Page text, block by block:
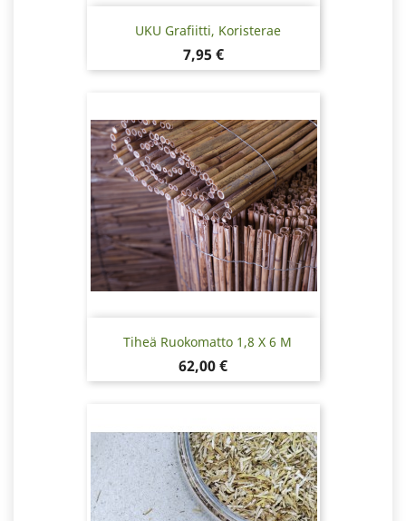
UKU Grafiitti, Koristerae
Hinta
7,95 €
Tiheä Ruokomatto 1,8 X 6 M
Hinta
62,00 €